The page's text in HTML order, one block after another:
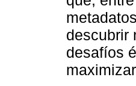
descubrir
desafíos